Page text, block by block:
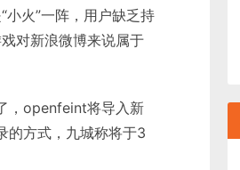
火”一阵，用户缺乏持
对新浪微博来说属于
，openfeint将导入新
的方式，九城称将于3